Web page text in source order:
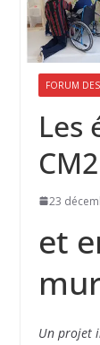
FORUM
Les
23
et
Un projet